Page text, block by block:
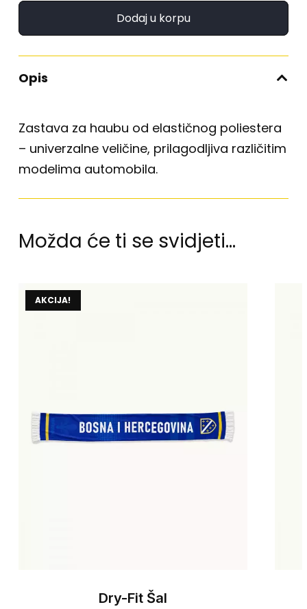
Dodaj u korpu
Opis
Zastava za haubu od elastičnog poliestera
– univerzalne veličine, prilagodljiva različitim
modelima automobila.
Možda će ti se svidjeti…
AKCIJA!
Dry-Fit Šal